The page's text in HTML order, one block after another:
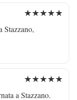
★★★★★
Stazzano,
★★★★★
a Stazzano.